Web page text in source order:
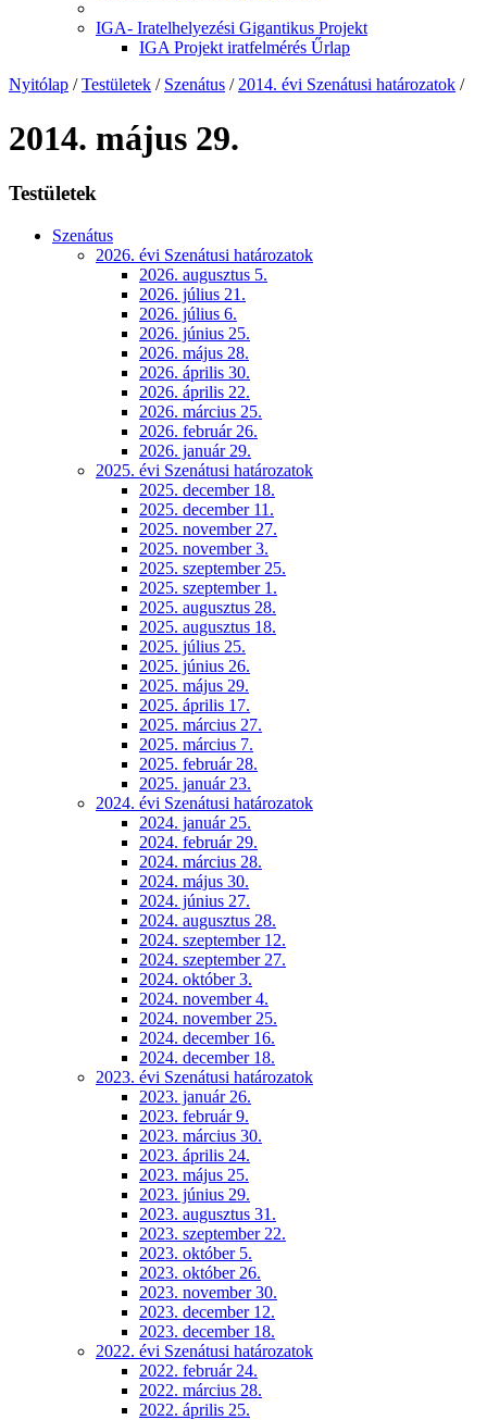
IGA- Iratelhelyezési Gigantikus Projekt
IGA Projekt iratfelmérés Űrlap
Nyitólap / Testületek / Szenátus / 2014. évi Szenátusi határozatok /
2014. május 29.
Testületek
Szenátus
2026. évi Szenátusi határozatok
2026. augusztus 5.
2026. július 21.
2026. július 6.
2026. június 25.
2026. május 28.
2026. április 30.
2026. április 22.
2026. március 25.
2026. február 26.
2026. január 29.
2025. évi Szenátusi határozatok
2025. december 18.
2025. december 11.
2025. november 27.
2025. november 3.
2025. szeptember 25.
2025. szeptember 1.
2025. augusztus 28.
2025. augusztus 18.
2025. július 25.
2025. június 26.
2025. május 29.
2025. április 17.
2025. március 27.
2025. március 7.
2025. február 28.
2025. január 23.
2024. évi Szenátusi határozatok
2024. január 25.
2024. február 29.
2024. március 28.
2024. május 30.
2024. június 27.
2024. augusztus 28.
2024. szeptember 12.
2024. szeptember 27.
2024. október 3.
2024. november 4.
2024. november 25.
2024. december 16.
2024. december 18.
2023. évi Szenátusi határozatok
2023. január 26.
2023. február 9.
2023. március 30.
2023. április 24.
2023. május 25.
2023. június 29.
2023. augusztus 31.
2023. szeptember 22.
2023. október 5.
2023. október 26.
2023. november 30.
2023. december 12.
2023. december 18.
2022. évi Szenátusi határozatok
2022. február 24.
2022. március 28.
2022. április 25.